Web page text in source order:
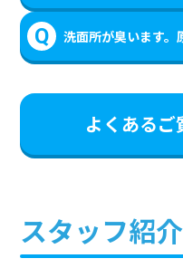
洗面所が臭います。
よくあるご
スタッフ紹介